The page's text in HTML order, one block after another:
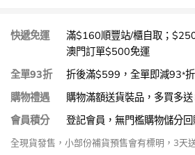
快遞免運
滿$160順豐站/櫃自取；
澳門訂單$500免運
全單93折
折後滿$599，全單即減93*折
購物禮遇
購物滿額送貨裝品，多買多送
會員積分
登記會員，無門檻購物儲分
全現貨發售，小部份補貨預售會有標明，3天